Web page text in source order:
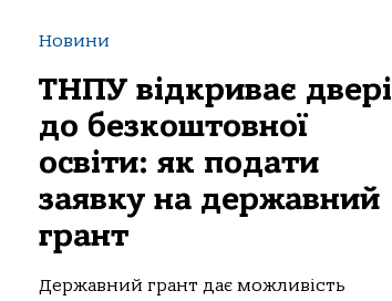
Новини
ТНПУ відкриває двері
до безкоштовної
освіти: як подати
заявку на державний
грант
Державний грант дає можливість